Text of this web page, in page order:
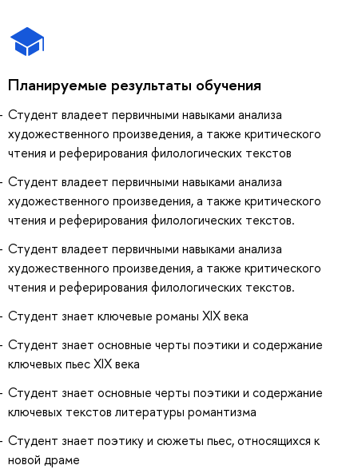
Планируемые результаты обучения
Студент владеет первичными навыками анализа
художественного произведения, а также критического
чтения и реферирования филологических текстов
Студент владеет первичными навыками анализа
художественного произведения, а также критического
чтения и реферирования филологических текстов.
Студент владеет первичными навыками анализа
художественного произведения, а также критического
чтения и реферирования филологических текстов.
Студент знает ключевые романы XIX века
Студент знает основные черты поэтики и содержание
ключевых пьес XIX века
Студент знает основные черты поэтики и содержание
ключевых текстов литературы романтизма
Студент знает поэтику и сюжеты пьес, относящихся к
новой драме